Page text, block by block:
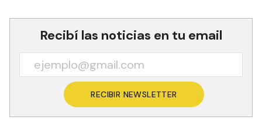
Recibí las noticias en tu email
RECIBIR NEWSLETTER